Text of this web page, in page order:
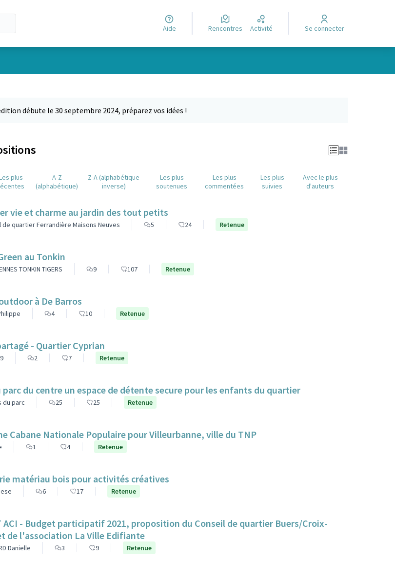
Aide Rencontres Activité Se connecter
débute le 30 septembre 2024, préparez vos idées !
plus
A-Z
(alphabétique)
Z-A (alphabétique
inverse)
Les plus
soutenues
Les plus
commentées
Les plus
suivies
Avec le plus
d'auteurs
Redonner vie et charme au jardin des tout petits
de quartier Ferrandière Maisons Neuves 5 24 Retenue
au Tonkin
TONKIN TIGERS 9 107 Retenue
à De Barros
4 10 Retenue
- Quartier Cyprian
2 7 Retenue
parc du centre un espace de détente secure pour les enfants du quartier
du parc 25 25 Retenue
Cabane Nationale Populaire pour Villeurbanne, ville du TNP
1 4 Retenue
matériau bois pour activités créatives
6 17 Retenue
ACI - Budget participatif 2021, proposition du Conseil de quartier Buers/Croix-
de l'association La Ville Edifiante
Danielle 3 9 Retenue